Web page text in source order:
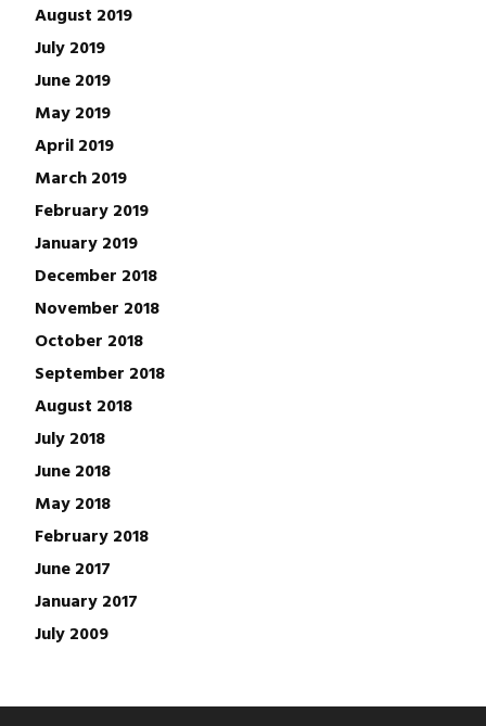
August 2019
July 2019
June 2019
May 2019
April 2019
March 2019
February 2019
January 2019
December 2018
November 2018
October 2018
September 2018
August 2018
July 2018
June 2018
May 2018
February 2018
June 2017
January 2017
July 2009